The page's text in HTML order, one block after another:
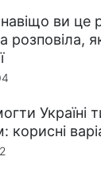
ви це
розповіла,
Україні
корисні